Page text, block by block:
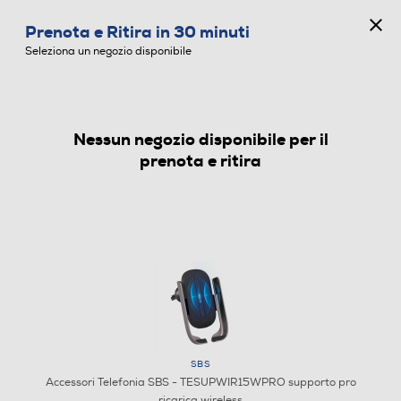
ACCESSORI TELEFONIA
Prenota e Ritira in 30 minuti
Seleziona un negozio disponibile
Nessun negozio disponibile per il
prenota e ritira
SBS
Accessori Telefonia SBS - TESUPWIR15WPRO supporto pro